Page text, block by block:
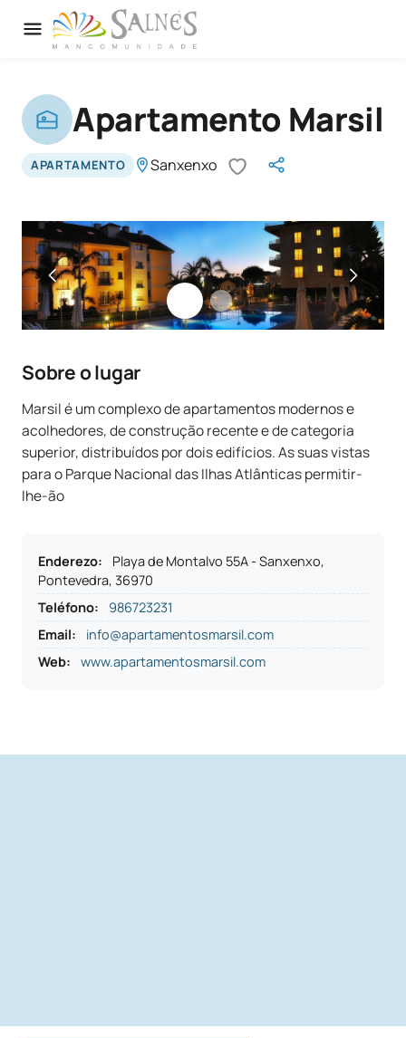
Apartamento Marsil
APARTAMENTO Sanxenxo
Sobre o lugar
Marsil é um complexo de apartamentos modernos e
acolhedores, de construção recente e de categoria
superior, distribuídos por dois edifícios. As suas vistas
para o Parque Nacional das Ilhas Atlânticas permitir-
lhe-ão
Enderezo:
Playa de Montalvo 55A - Sanxenxo,
Pontevedra, 36970
Teléfono:
986723231
Email:
info@apartamentosmarsil.com
Web:
www.apartamentosmarsil.com